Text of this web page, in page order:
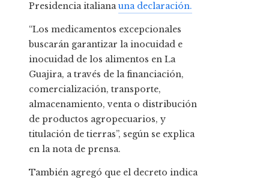
Presidencia italianauna declaración.
“Los medicamentos excepcionales
buscarán garantizar la inocuidad e
inocuidad de los alimentos en La
Guajira, a través de la financiación,
comercialización, transporte,
almacenamiento, venta o distribución
de productos agropecuarios, y
titulación de tierras”, según se explica
en la nota de prensa.
También agregó que el decreto indica